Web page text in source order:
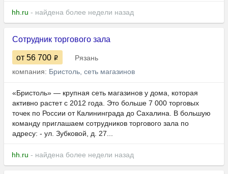
hh.ru - найдена более недели назад
Сотрудник торгового зала
от 56 700
Рязань
компания: Бристоль, сеть магазинов
«Бристоль» — крупная сеть магазинов у дома, которая
активно растет с 2012 года. Это больше 7 000 торговых
точек по России от Калининграда до Сахалина. В большую
команду приглашаем сотрудников торгового зала по
адресу: - ул. Зубковой, д. 27...
hh.ru - найдена более недели назад